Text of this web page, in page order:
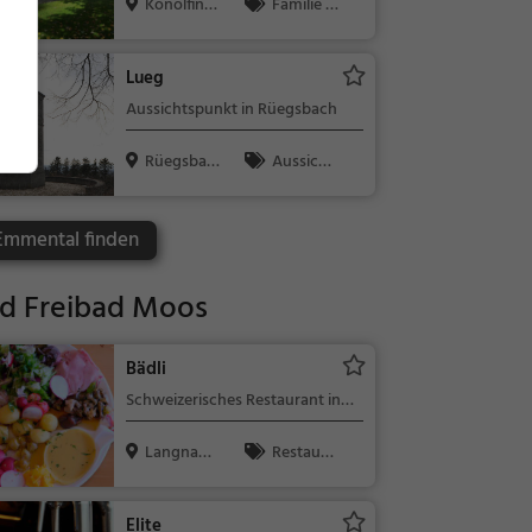
Konolfing
Familie &
Lueg
Aussichtspunkt in Rüegsbach
Rüegsbac
Aussicht
finden
Freibad Moos
Bädli
Schweizerisches Restaurant in
Langnau im Emmental
Langnau i
Restaura
Elite